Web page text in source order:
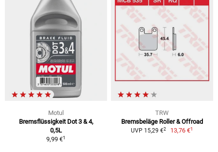
Motul
Bremsflüssigkeit Dot 3 & 4,
0,5L
9,99 €1
TRW
Bremsbeläge Roller & Offroad
UVP 15,29 €2 13,76 €1